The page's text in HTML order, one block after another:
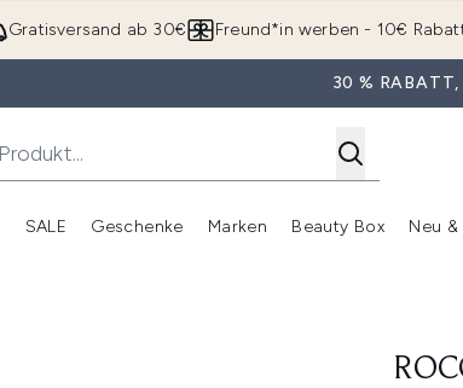
Gratisversand ab 30€ Freund*in werben - 10€
30 % RABATT,
Untermenü Anmelden (Sommer Shop)
SALE
Untermenü Anmelden (SALE)
Geschenke
Untermenü Anmelden
Marken Beauty Box Neu &